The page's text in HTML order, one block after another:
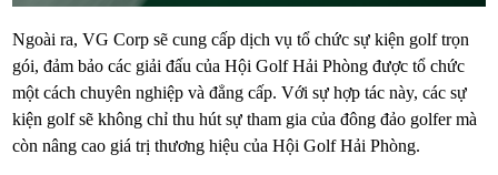
Ngoài ra, VG Corp sẽ cung cấp dịch vụ tổ chức sự kiện golf trọn
gói, đảm bảo các giải đấu của Hội Golf Hải Phòng được tổ chức
một cách chuyên nghiệp và đẳng cấp. Với sự hợp tác này, các sự
kiện golf sẽ không chỉ thu hút sự tham gia của đông đảo golfer mà
còn nâng cao giá trị thương hiệu của Hội Golf Hải Phòng.